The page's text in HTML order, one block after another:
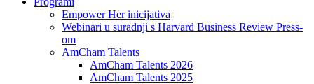
Empower Her inicijativa
Webinari u suradnji s Harvard Business Review Press-
om
AmCham Talents
AmCham Talents 2026
AmCham Talents 2025